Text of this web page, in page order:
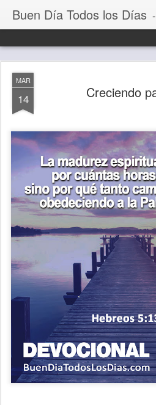
Buen Día Todos los Días -
MAR
14 Creciendo